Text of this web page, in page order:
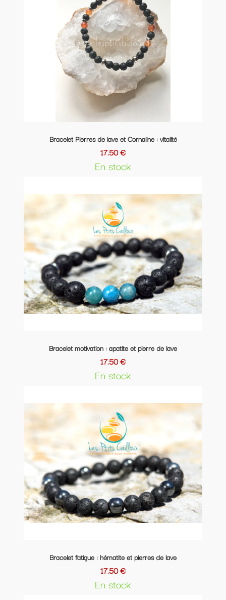
Bracelet Pierres de lave et Cornaline : vitalité
17.50 €
En stock
Bracelet motivation : apatite et pierre de lave
17.50 €
En stock
Bracelet fatigue : hématite et pierres de lave
17.50 €
En stock